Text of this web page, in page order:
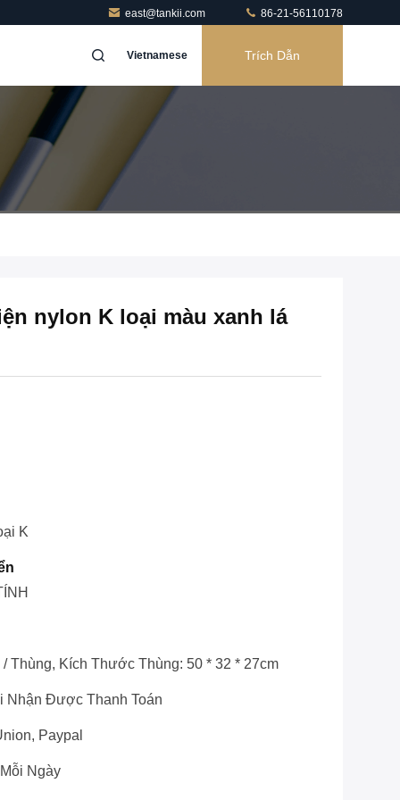
east@tankii.com 86-21-56110178
Vietnamese Trích Dẫn
nylon K loại màu xanh lá
K
Thùng, Kích Thước Thùng: 50 * 32 * 27cm
Nhận Được Thanh Toán
Paypal
Ngày